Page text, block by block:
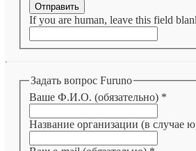
Отправить
If you are human, leave this field
Задать вопрос Furuno
Ваше Ф.И.О. (обязательно) *
Название организации (в случае